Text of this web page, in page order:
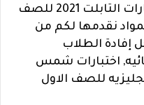
الثانوي الترم الثاني 2020، اختبارات التابلت 2021 للصف
نقدمها لكم من
إفادة الطلاب
اختبارات شمس
للصف الاول